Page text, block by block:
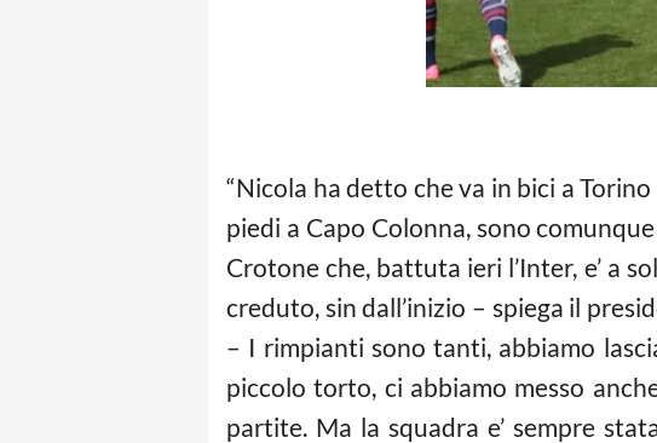
“Nicola ha detto che va in bici a
piedi a Capo Colonna, sono
Crotone che, battuta ieri l’Inter, e’ a
creduto, sin dall’inizio – spiega il
– I rimpianti sono tanti, abbiamo
piccolo torto, ci abbiamo messo
partite. Ma la squadra e’ sempre